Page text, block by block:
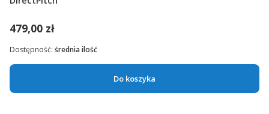
479,00 zł
Do koszyka
Dostępność: średnia ilość